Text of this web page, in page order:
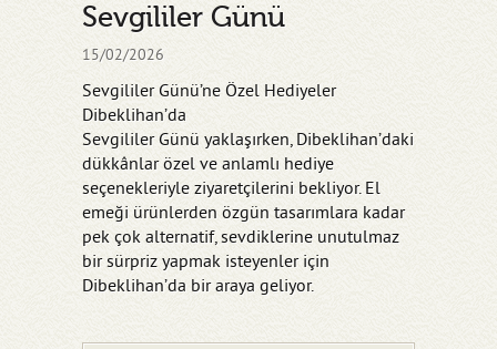
Sevgililer Günü
15/02/2026
Sevgililer Günü’ne Özel Hediyeler
Dibeklihan’da
Sevgililer Günü yaklaşırken, Dibeklihan’daki
dükkânlar özel ve anlamlı hediye
seçenekleriyle ziyaretçilerini bekliyor. El
emeği ürünlerden özgün tasarımlara kadar
pek çok alternatif, sevdiklerine unutulmaz
bir sürpriz yapmak isteyenler için
Dibeklihan’da bir araya geliyor.